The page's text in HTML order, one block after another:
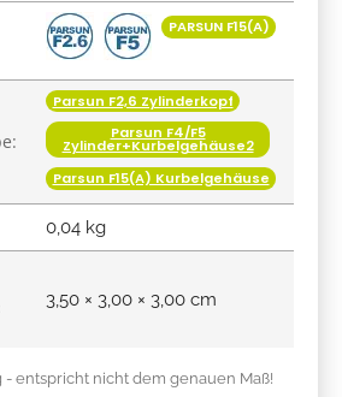
PARSUN F15(A)
Parsun F2,6 Zylinderkopf
Parsun F4/F5
Zylinder+Kurbelgehäuse2
Parsun F15(A) Kurbelgehäuse
0,04 kg
3,50 × 3,00 × 3,00 cm
- entspricht nicht dem genauen Maß!